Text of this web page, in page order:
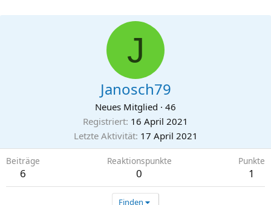
J
Janosch79
Neues Mitglied · 46
Registriert 16 April 2021
Letzte Aktivität 17 April 2021
Beiträge
6
Reaktionspunkte
0
Punkte
1
Finden